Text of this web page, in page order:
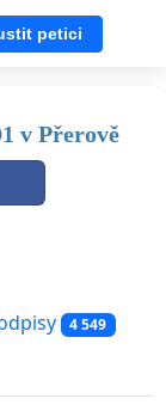
petici
v Přerově
4 549